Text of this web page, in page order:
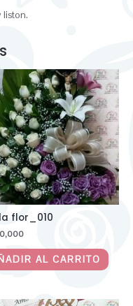
liston.
flor_010
AL CARRITO